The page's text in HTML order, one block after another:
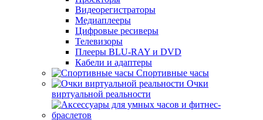
Видеорегистраторы
Медиаплееры
Цифровые ресиверы
Телевизоры
Плееры BLU-RAY и DVD
Кабели и адаптеры
Спортивные часы
Очки
виртуальной реальности